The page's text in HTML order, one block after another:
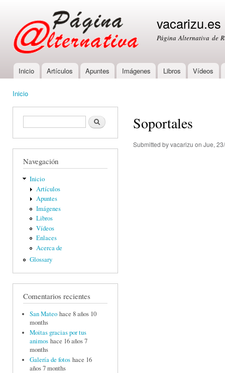
vacarizu.es
Página Alternativa de
Main menu
Inicio Artículos Apuntes Imágenes Libros Vídeos
Inicio
Formulario de búsquedaBuscar
Navegación
Inicio
Artículos
Apuntes
Imágenes
Libros
Vídeos
Enlaces
Acerca de
Glossary
Comentarios recientes
San Mateo hace 8 años 10
months
Moitas gracias por tus
animos hace 16 años 7
months
Galería de fotos hace 16
años 7 months
Soportales
Submitted byvacarizu on Jue,